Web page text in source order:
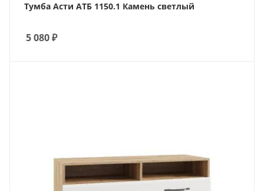
Тумба Асти АТБ 1150.1 Камень светлый
5 080₽